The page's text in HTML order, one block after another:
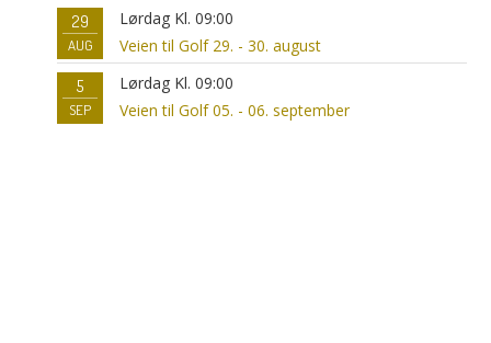
29
AUG
Lørdag Kl. 09:00
Veien til Golf 29. - 30. august
5
SEP
Lørdag Kl. 09:00
Veien til Golf 05. - 06. september